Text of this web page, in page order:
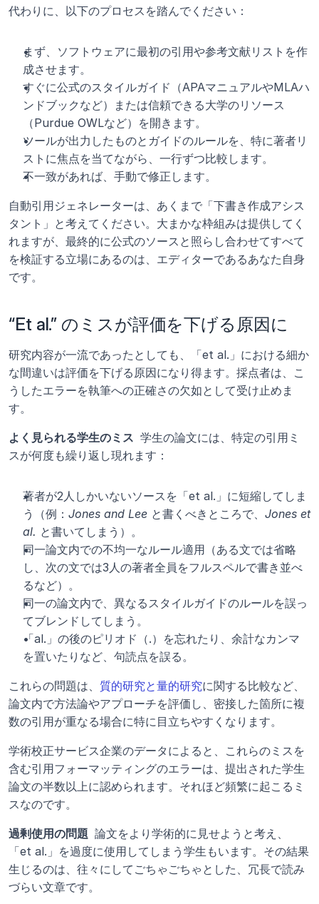
代わりに、以下のプロセスを踏んでください：
まず、ソフトウェアに最初の引用や参考文献リストを作
成させます。
すぐに公式のスタイルガイド（APAマニュアルやMLAハ
ンドブックなど）または信頼できる大学のリソース
（Purdue OWLなど）を開きます。
ツールが出力したものとガイドのルールを、特に著者リ
ストに焦点を当てながら、一行ずつ比較します。
不一致があれば、手動で修正します。
自動引用ジェネレーターは、あくまで「下書き作成アシス
タント」と考えてください。大まかな枠組みは提供してく
れますが、最終的に公式のソースと照らし合わせてすべて
を検証する立場にあるのは、エディターであるあなた自身
です。
“Et al.” のミスが評価を下げる原因に
研究内容が一流であったとしても、「et al.」における細か
な間違いは評価を下げる原因になり得ます。採点者は、こ
うしたエラーを執筆への正確さの欠如として受け止めま
す。
よく見られる学生のミス 学生の論文には、特定の引用ミ
スが何度も繰り返し現れます：
著者が2人しかいないソースを「et al.」に短縮してしま
う（例： Jones and Lee と書くべきところで、 Jones et
al. と書いてしまう）。
同一論文内での不均一なルール適用（ある文では省略
し、次の文では3人の著者全員をフルスペルで書き並べ
るなど）。
同一の論文内で、異なるスタイルガイドのルールを誤っ
てブレンドしてしまう。
「al.」の後のピリオド（.）を忘れたり、余計なカンマ
を置いたりなど、句読点を誤る。
これらの問題は、 質的研究と量的研究に関する比較など、
論文内で方法論やアプローチを評価し、密接した箇所に複
数の引用が重なる場合に特に目立ちやすくなります。
学術校正サービス企業のデータによると、これらのミスを
含む引用フォーマッティングのエラーは、提出された学生
論文の半数以上に認められます。それほど頻繁に起こるミ
スなのです。
過剰使用の問題 論文をより学術的に見せようと考え、
「et al.」を過度に使用してしまう学生もいます。その結果
生じるのは、往々にしてごちゃごちゃとした、冗長で読み
づらい文章です。